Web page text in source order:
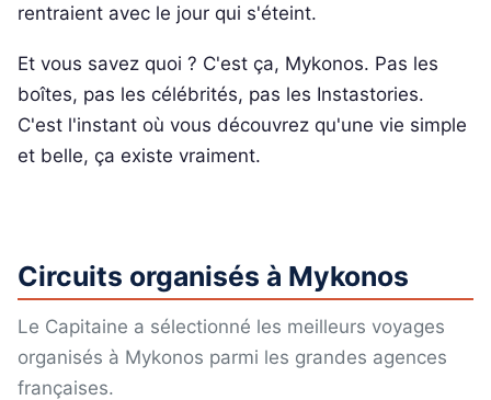
rentraient avec le jour qui s'éteint.
Et vous savez quoi ? C'est ça, Mykonos. Pas les
boîtes, pas les célébrités, pas les Instastories.
C'est l'instant où vous découvrez qu'une vie simple
et belle, ça existe vraiment.
Circuits organisés à Mykonos
Le Capitaine a sélectionné les meilleurs voyages
organisés à Mykonos parmi les grandes agences
françaises.